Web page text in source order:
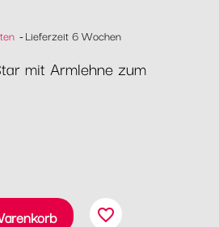
Lieferzeit 6 Wochen
mit Armlehne zum
favorite_border